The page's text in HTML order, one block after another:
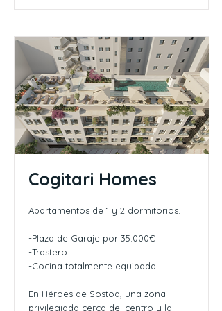
Cogitari Homes
Apartamentos de 1 y 2 dormitorios.
-Plaza de Garaje por 35.000€
-Trastero
-Cocina totalmente equipada
En Héroes de Sostoa, una zona
privilegiada cerca del centro y la